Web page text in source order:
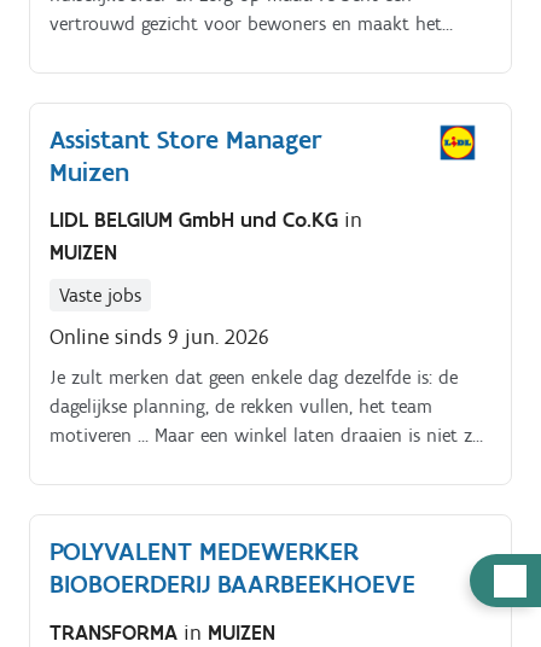
vertrouwd gezicht voor bewoners en maakt het
nauw samen met verpleegkundigen en collega’s om
kwaliteitsvolle, persoonsgerichte zorg te bieden. Jouw
dagelijkse bezigheden bestaan uit:je voert
gedelegeerde verzorgende en verpleegkundige
en hygiëne;je biedt comfortzorg en preventieve zorg;je
observeert en rapporteert veranderingen;je
ondersteunt bij maaltijden, medicatie en dagelijkse
activiteiten;je draagt bij aan orde en netheid op de
afdeling.
Assistant Store Manager
Muizen
LIDL BELGIUM GmbH und Co.KG in
MUIZEN
Vaste jobs
Online sinds 9 jun. 2026
Je zult merken dat geen enkele dag dezelfde is: de
dagelijkse planning, de rekken vullen, het team
motiveren … Maar een winkel laten draaien is niet zo
meteen.
POLYVALENT MEDEWERKER
BIOBOERDERIJ BAARBEEKHOEVE
TRANSFORMA in MUIZEN